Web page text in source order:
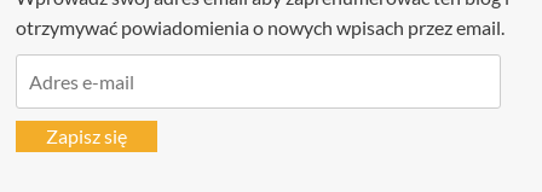
otrzymywać powiadomienia o nowych wpisach przez email.
mailZapisz się